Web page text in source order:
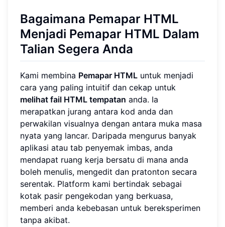
Bagaimana Pemapar HTML
Menjadi Pemapar HTML Dalam
Talian Segera Anda
Kami membina Pemapar HTML untuk menjadi
cara yang paling intuitif dan cekap untuk
melihat fail HTML tempatan anda. Ia
merapatkan jurang antara kod anda dan
perwakilan visualnya dengan antara muka masa
nyata yang lancar. Daripada mengurus banyak
aplikasi atau tab penyemak imbas, anda
mendapat ruang kerja bersatu di mana anda
boleh menulis, mengedit dan pratonton secara
serentak. Platform kami bertindak sebagai
kotak pasir pengekodan yang berkuasa,
memberi anda kebebasan untuk bereksperimen
tanpa akibat.